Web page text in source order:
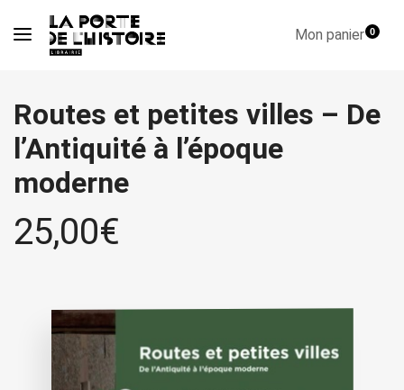
Mon panier0
Routes et petites villes – De
l’Antiquité à l’époque
moderne
25,00€